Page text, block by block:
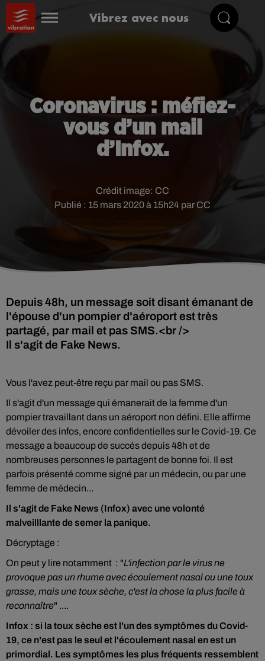
Vibrez avec nous
Coronavirus : méfiez-
vous d’un mail
d’Infox.
Publié : 15 mars 2020 à 15h24 par CC
Crédit image: CC
Depuis 48h, un message soit disant émanant de
l'épouse d'un pompier d'aéroport est très
partagé, par mail et pas SMS.<br />
Il s'agit de Fake News.
Vous l'avez peut-être reçu par mail ou pas SMS.
Il s'agit d'un message qui émanerait de la femme d'un
pompier travaillant dans un aéroport non défini. Elle affirme
dévoiler des infos, encore confidentielles sur le Covid-19. Ce
message a beaucoup de succés depuis 48h et de
nombreuses personnes le partagent de bonne foi. Il est
parfois présenté comme signé par un médecin, ou par une
femme de médecin...
Il s'agit de Fake News (Infox) avec une volonté
malveilllante de semer la panique.
Décryptage :
On peut y lire notamment : "L'infection par le virus ne
provoque pas un rhume avec écoulement nasal ou une toux
grasse, mais une toux sèche, c'est la chose la plus facile à
reconnaître" ....
Infox : si la toux sèche est l'un des symptômes du Covid-
19, ce n'est pas le seul et l'écoulement nasal en est un
primordial. Les symptômes les plus fréquents ressemblent